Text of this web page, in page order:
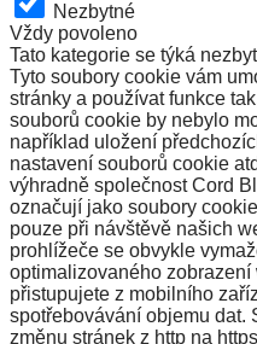
Nezbytné
Vždy povoleno
Tato kategorie se týká
Tyto soubory cookie vám
stránky a používat funkce
souborů cookie by nebylo
například uložení
nastavení souborů cookie
výhradně společnost Cord
označují jako soubory
pouze při návštěvě našich
prohlížeče se obvykle
optimalizovaného zobrazení
přistupujete z mobilního
spotřebovávání objemu dat.
změnu stránek z http na